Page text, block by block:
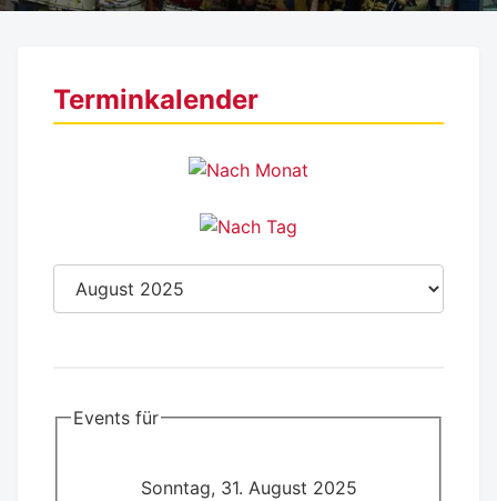
Terminkalender
Events für
Sonntag, 31. August 2025